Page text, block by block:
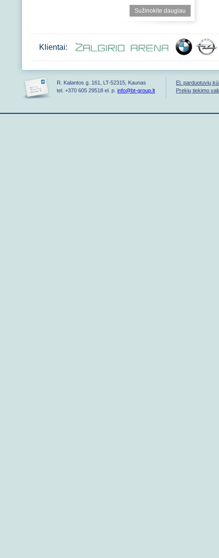
Sužinokite daugiau
Klientai:
R. Kalantos g. 161, LT-52315, Kaunas
tel. +370 605 29518 el. p. info@bt-group.lt
El. parduotuvių
Prekių tiekimo